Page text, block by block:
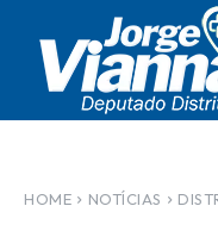
HOME NOTÍCIAS